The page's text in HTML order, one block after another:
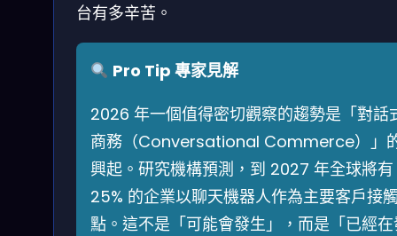
台有多辛苦。
Pro Tip 專家見解
2026 年一個值得密切觀察的趨勢是「對話
商務（Conversational Commerce）」
興起。研究機構預測，到 2027 年全球將有
25% 的企業以聊天機器人作為主要客戶接
點。這不是「可能會發生」，而是「已經